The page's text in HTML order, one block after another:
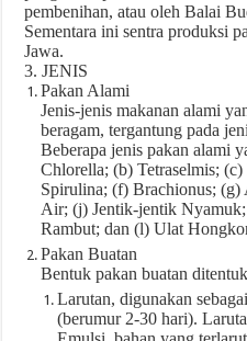
pembenihan, atau oleh Balai
Sementara ini sentra produksi
Jawa.
3. JENIS
Pakan Alami
Jenis-jenis makanan alami
beragam, tergantung pada
Beberapa jenis pakan alami
Chlorella; (b) Tetraselmis;
Spirulina; (f) Brachionus;
Air; (j) Jentik-jentik
Rambut; dan (l) Ulat
Pakan Buatan
Bentuk pakan buatan
Larutan, digunakan
(berumur 2-30 hari).